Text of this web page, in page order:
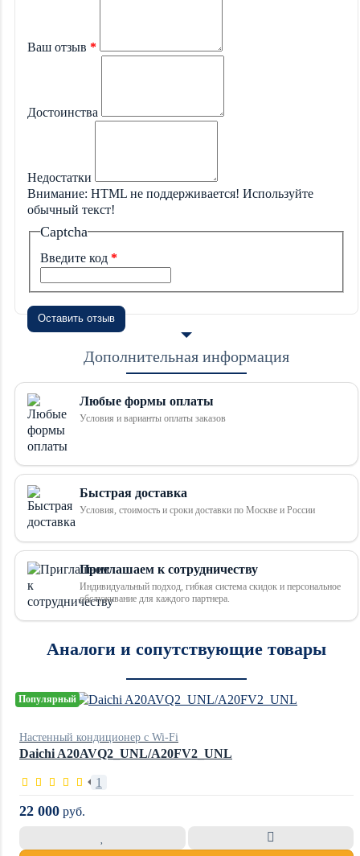
Ваш отзыв
Достоинства
Недостатки
Внимание: HTML не поддерживается! Используйте
обычный текст!
Captcha
Введите код
Оставить отзыв
Дополнительная информация
Любые формы оплаты
Условия и варианты оплаты заказов
Быстрая доставка
Условия, стоимость и сроки доставки по Москве и России
Приглашаем к сотрудничеству
Индивидуальный подход, гибкая система скидок и персональное
обслуживание для каждого партнера.
Аналоги и сопутствующие товары
Популярный
Настенный кондиционер с Wi-Fi
Daichi A20AVQ2_UNL/A20FV2_UNL
1
22 000 руб.